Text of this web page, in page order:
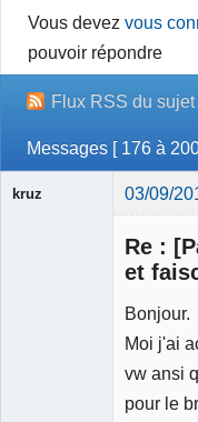
Vous devezvous
pouvoir répondre
Flux RSS du sujet
Messages [ 176 à
kruz 03/09/
Re :
et
Bonjour.
Moi j'ai
vw ansi
pour le